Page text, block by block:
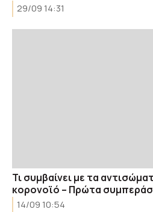
29/09 14:31
Τι συμβαίνει με τα
κορονοϊό – Πρώτα
14/09 10:54